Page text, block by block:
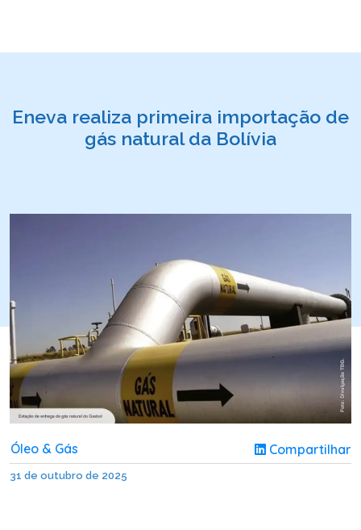
Eneva realiza primeira importação de
gás natural da Bolívia
Óleo & Gás Compartilhar
31 de outubro de 2025